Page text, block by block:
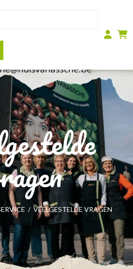
/ VEELGESTELDE VRAGEN